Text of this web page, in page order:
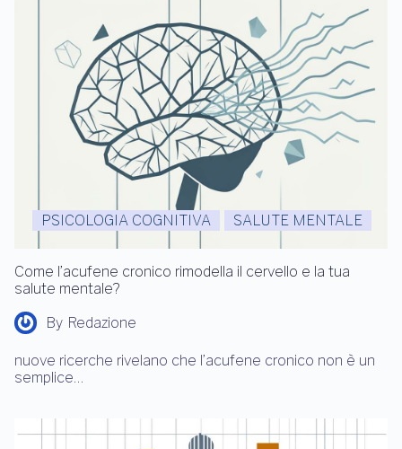
PSICOLOGIA COGNITIVA SALUTE MENTALE
Come l’acufene cronico rimodella il cervello e la tua
salute mentale?
By Redazione
nuove ricerche rivelano che l’acufene cronico non è un
semplice…